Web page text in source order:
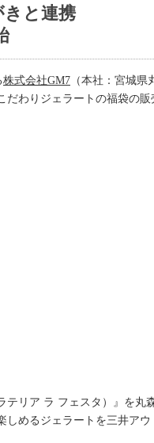
と連携
株式会社GM7 （本社：宮城
わりジェラートの福袋の
リア ラ フェスタ）』を丸
めるジェラートを三井ア